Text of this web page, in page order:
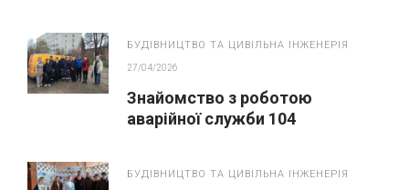
газопостачання”
БУДІВНИЦТВО ТА ЦИВІЛЬНА ІНЖЕНЕРІЯ
27/04/2026
Знайомство з роботою
аварійної служби 104
БУДІВНИЦТВО ТА ЦИВІЛЬНА ІНЖЕНЕРІЯ